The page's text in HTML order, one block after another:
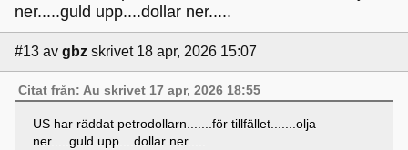
ner.....guld upp....dollar ner.....
#13 av gbz skrivet 18 apr, 2026 15:07
Citat från: Au skrivet 17 apr, 2026 18:55
US har räddat petrodollarn.......för tillfället.......olja
ner.....guld upp....dollar ner.....